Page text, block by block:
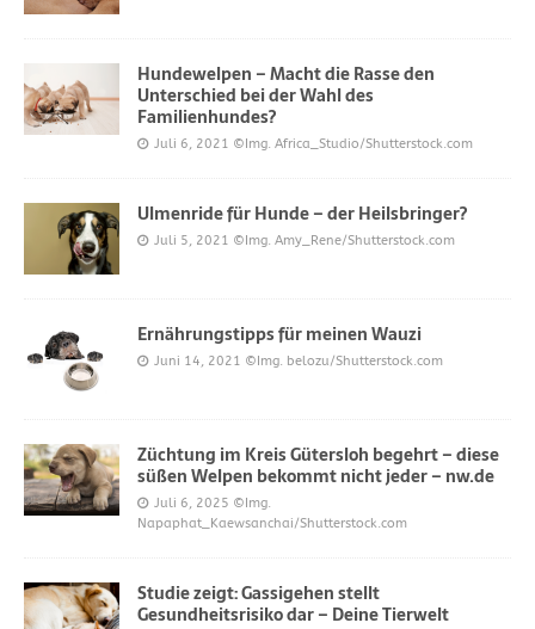
Hundewelpen – Macht die Rasse den
Unterschied bei der Wahl des
Familienhundes?
Juli 6, 2021 ©Img. Africa_Studio/Shutterstock.com
Ulmenride für Hunde – der Heilsbringer?
Juli 5, 2021 ©Img. Amy_Rene/Shutterstock.com
Ernährungstipps für meinen Wauzi
Juni 14, 2021 ©Img. belozu/Shutterstock.com
Züchtung im Kreis Gütersloh begehrt – diese
süßen Welpen bekommt nicht jeder – nw.de
Juli 6, 2025 ©Img.
Napaphat_Kaewsanchai/Shutterstock.com
Studie zeigt: Gassigehen stellt
Gesundheitsrisiko dar – Deine Tierwelt